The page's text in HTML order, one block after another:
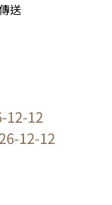
送
12-12
12-12